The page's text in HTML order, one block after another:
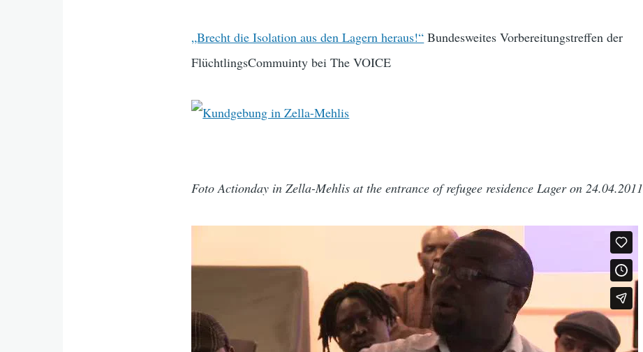
„Brecht die Isolation aus den Lagern heraus!“ Bundesweites Vorbereitungstreffen der
FlüchtlingsCommuinty bei The VOICE
Foto Actionday in Zella-Mehlis at the entrance of refugee residence Lager on 24.04.2011